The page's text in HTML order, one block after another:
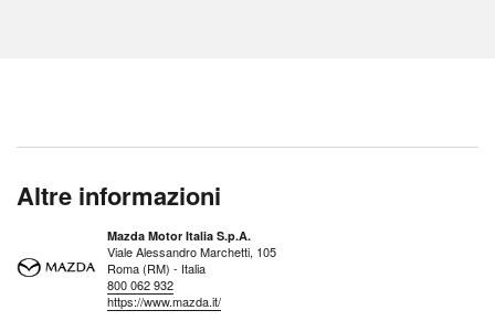
Altre informazioni
Mazda Motor Italia S.p.A.
Viale Alessandro Marchetti, 105
Roma (RM) - Italia
800 062 932
https://www.mazda.it/